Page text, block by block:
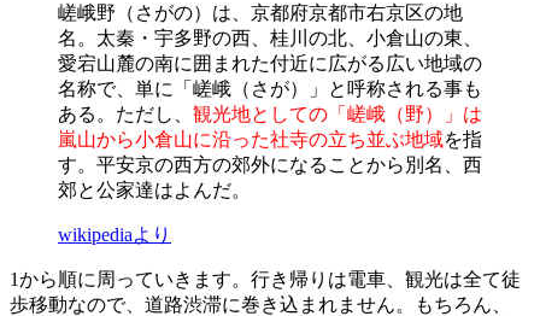
嵯峨野（さがの）は、京都府京都市右京区の地
名。太秦・宇多野の西、桂川の北、小倉山の東、
愛宕山麓の南に囲まれた付近に広がる広い地域の
名称で、単に「嵯峨（さが）」と呼称される事も
ある。ただし、 観光地としての「嵯峨（野）」は
嵐山から小倉山に沿った社寺の立ち並ぶ地域を指
す。平安京の西方の郊外になることから別名、西
郊と公家達はよんだ。
wikipediaより
1から順に周っていきます。行き帰りは電車、観光は全て徒
歩移動なので、道路渋滞に巻き込まれません。もちろん、